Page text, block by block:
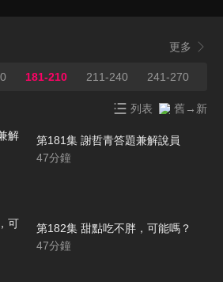
更多
181-210 211-240 241-270
列表 舊→新
第181集 謝哲青答題兼解說員
47分鐘
第182集 甜點吃不胖，可能嗎？
47分鐘